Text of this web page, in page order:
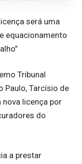
será uma
equacionamento
Tribunal
Paulo, Tarcísio de
nova licença por
do
a prestar